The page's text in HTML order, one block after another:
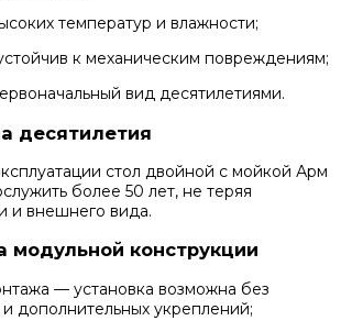
температур и влажности;
к механическим повреждениям;
вид десятилетиями.
десятилетия
стол двойной с мойкой Арм
более 50 лет, не теряя
и внешнего вида.
модульной конструкции
— установка возможна без
дополнительных укреплений;